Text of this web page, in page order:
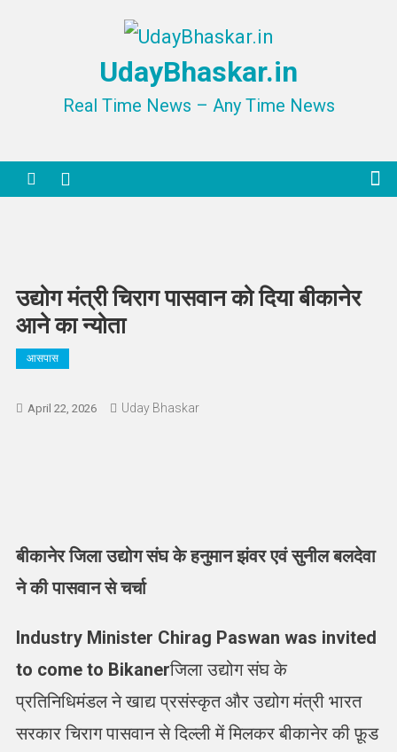
UdayBhaskar.in
Real Time News – Any Time News
उद्योग मंत्री चिराग पासवान को दिया बीकानेर
आने का न्योता
आसपास
April 22, 2026 Uday Bhaskar
बीकानेर जिला उद्योग संघ के हनुमान झंवर एवं सुनील बलदेवा
ने की पासवान से चर्चा
Industry Minister Chirag Paswan was invited
to come to Bikanerजिला उद्योग संघ के
प्रतिनिधिमंडल ने खाद्य प्रसंस्कृत और उद्योग मंत्री भारत
सरकार चिराग पासवान से दिल्ली में मिलकर बीकानेर की फ़ूड